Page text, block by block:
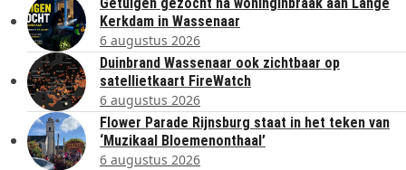
Getuigen gezocht na woninginbraak aan Lange
Kerkdam in Wassenaar
6 augustus 2026
Duinbrand Wassenaar ook zichtbaar op
satellietkaart FireWatch
6 augustus 2026
Flower Parade Rijnsburg staat in het teken van
‘Muzikaal Bloemenonthaal’
6 augustus 2026